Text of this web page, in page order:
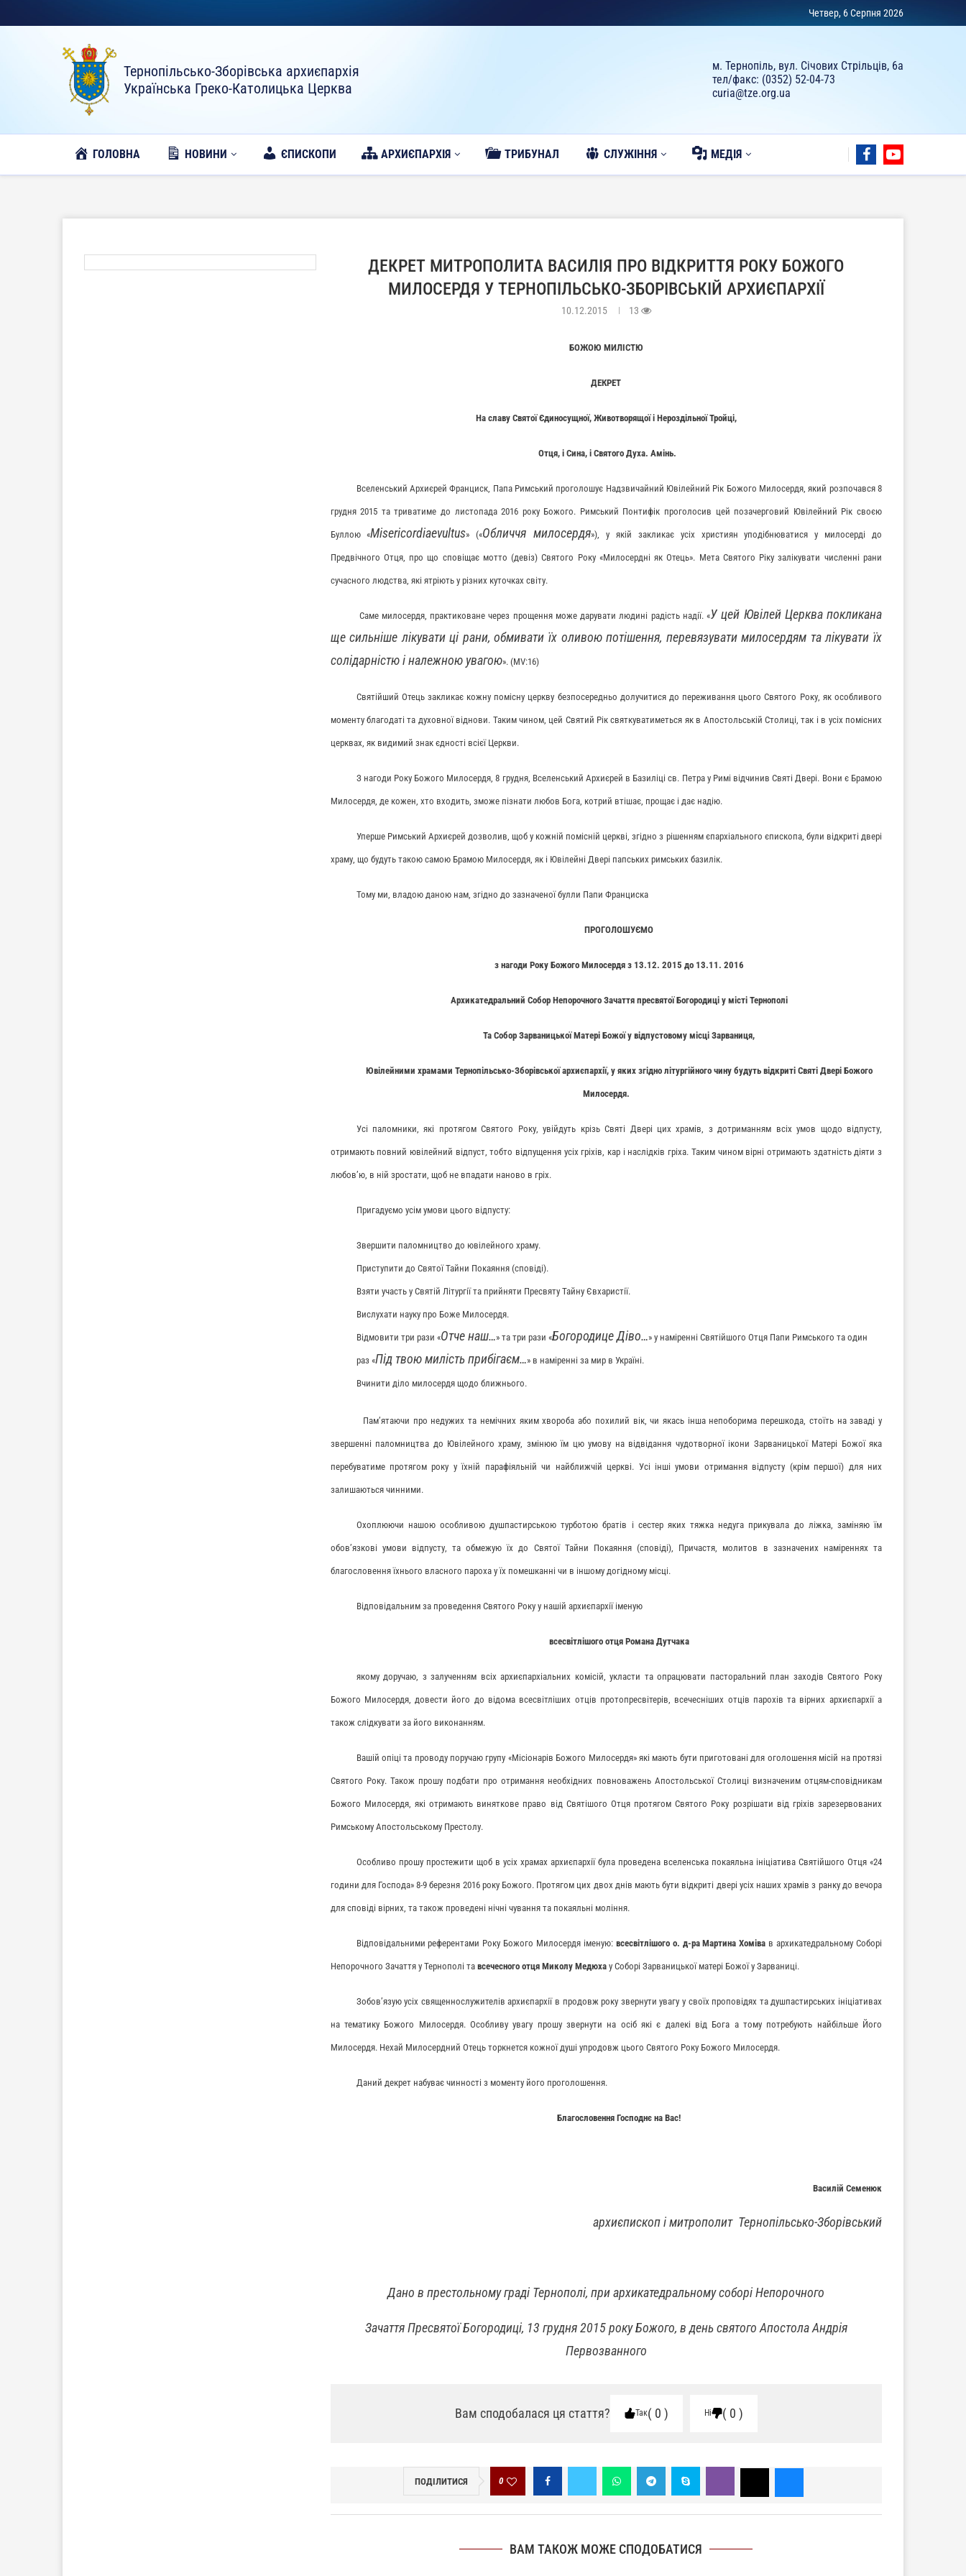
Четвер, 6 Серпня 2026
Тернопільсько-Зборівська архиєпархія
Українська Греко-Католицька Церква
м. Тернопіль, вул. Січових Стрільців, 6а
тел/факс: (0352) 52-04-73
curia@tze.org.ua
ГОЛОВНА НОВИНИ ЄПИСКОПИ АРХИЄПАРХІЯ ТРИБУНАЛ CЛУЖІННЯ МЕДІЯ
ДЕКРЕТ МИТРОПОЛИТА ВАСИЛІЯ ПРО ВІДКРИТТЯ РОКУ БОЖОГО
МИЛОСЕРДЯ У ТЕРНОПІЛЬСЬКО-ЗБОРІВСЬКІЙ АРХИЄПАРХІЇ
10.12.2015 13
БОЖОЮ МИЛІСТЮ
ДЕКРЕТ
На славу Святої Єдиносущної, Животворящої і Нероздільної Тройці,
Отця, і Сина, і Святого Духа. Амінь.
Вселенський Архиєрей Франциск, Папа Римський проголошує Надзвичайний Ювілейний Рік Божого Милосердя, який розпочався 8
грудня 2015 та триватиме до листопада 2016 року Божого. Римський Понтифік проголосив цей позачерговий Ювілейний Рік своєю
Буллою «Misericordiaevultus» («Обличчя милосердя»), у якій закликає усіх християн уподібнюватися у милосерді до
Предвічного Отця, про що сповіщає мотто (девіз) Святого Року «Милосердні як Отець». Мета Святого Ріку залікувати численні рани
сучасного людства, які ятріють у різних куточках світу.
Саме милосердя, практиковане через прощення може дарувати людині радість надії. «У цей Ювілей Церква покликана
ще сильніше лікувати ці рани, обмивати їх оливою потішення, перевязувати милосердям та лікувати їх
солідарністю і належною увагою». (МV:16)
Святійший Отець закликає кожну помісну церкву безпосередньо долучитися до переживання цього Святого Року, як особливого
моменту благодаті та духовної віднови. Таким чином, цей Святий Рік святкуватиметься як в Апостольській Столиці, так і в усіх помісних
церквах, як видимий знак єдності всієї Церкви.
З нагоди Року Божого Милосердя, 8 грудня, Вселенський Архиєрей в Базиліці св. Петра у Римі відчинив Святі Двері. Вони є Брамою
Милосердя, де кожен, хто входить, зможе пізнати любов Бога, котрий втішає, прощає і дає надію.
Уперше Римський Архиєрей дозволив, щоб у кожній помісній церкві, згідно з рішенням єпархіального єпископа, були відкриті двері
храму, що будуть такою самою Брамою Милосердя, як і Ювілейні Двері папських римських базилік.
Тому ми, владою даною нам, згідно до зазначеної булли Папи Франциска
ПРОГОЛОШУЄМО
з нагоди Року Божого Милосердя з 13.12. 2015 до 13.11. 2016
Архикатедральний Собор Непорочного Зачаття пресвятої Богородиці у місті Тернополі
Та Собор Зарваницької Матері Божої у відпустовому місці Зарваниця,
Ювілейними храмами Тернопільсько-Зборівської архиєпархії, у яких згідно літургійного чину будуть відкриті Святі Двері Божого
Милосердя.
Усі паломники, які протягом Святого Року, увійдуть крізь Святі Двері цих храмів, з дотриманням всіх умов щодо відпусту,
отримають повний ювілейний відпуст, тобто відпущення усіх гріхів, кар і наслідків гріха. Таким чином вірні отримають здатність діяти з
любов’ю, в ній зростати, щоб не впадати наново в гріх.
Пригадуємо усім умови цього відпусту:
Звершити паломництво до ювілейного храму.
Приступити до Святої Тайни Покаяння (сповіді).
Взяти участь у Святій Літургії та прийняти Пресвяту Тайну Євхаристії.
Вислухати науку про Боже Милосердя.
Відмовити три рази «Отче наш…» та три рази «Богородице Діво…» у наміренні Святійшого Отця Папи Римського та один
раз «Під твою милість прибігаєм…» в наміренні за мир в Україні.
Вчинити діло милосердя щодо ближнього.
Пам’ятаючи про недужих та немічних яким хвороба або похилий вік, чи якась інша непоборима перешкода, стоїть на заваді у
звершенні паломництва до Ювілейного храму, змінюю їм цю умову на відвідання чудотворної ікони Зарваницької Матері Божої яка
перебуватиме протягом року у їхній парафіяльній чи найближчій церкві. Усі інші умови отримання відпусту (крім першої) для них
залишаються чинними.
Охоплюючи нашою особливою душпастирською турботою братів і сестер яких тяжка недуга прикувала до ліжка, заміняю їм
обов’язкові умови відпусту, та обмежую їх до Святої Тайни Покаяння (сповіді), Причастя, молитов в зазначених наміреннях та
благословення їхнього власного пароха у їх помешканні чи в іншому догідному місці.
Відповідальним за проведення Святого Року у нашій архиєпархії іменую
всесвітлішого отця Романа Дутчака
якому доручаю, з залученням всіх архиєпархіальних комісій, укласти та опрацювати пасторальний план заходів Святого Року
Божого Милосердя, довести його до відома всесвітліших отців протопресвітерів, всечесніших отців парохів та вірних архиєпархії а
також слідкувати за його виконанням.
Вашій опіці та проводу поручаю групу «Місіонарів Божого Милосердя» які мають бути приготовані для оголошення місій на протязі
Святого Року. Також прошу подбати про отримання необхідних повноважень Апостольської Столиці визначеним отцям-сповідникам
Божого Милосердя, які отримають виняткове право від Святішого Отця протягом Святого Року розрішати від гріхів зарезервованих
Римському Апостольському Престолу.
Особливо прошу простежити щоб в усіх храмах архиєпархії була проведена вселенська покаяльна ініціатива Святійшого Отця «24
години для Господа» 8-9 березня 2016 року Божого. Протягом цих двох днів мають бути відкриті двері усіх наших храмів з ранку до вечора
для сповіді вірних, та також проведені нічні чування та покаяльні моління.
Відповідальними референтами Року Божого Милосердя іменую: всесвітлішого о. д-ра Мартина Хоміва в архикатедральному Соборі
Непорочного Зачаття у Тернополі та всечесного отця Миколу Медюхау Соборі Зарваницької матері Божої у Зарваниці.
Зобов’язую усіх священнослужителів архиєпархії в продовж року звернути увагу у своїх проповідях та душпастирських ініціативах
на тематику Божого Милосердя. Особливу увагу прошу звернути на осіб які є далекі від Бога а тому потребують найбільше Його
Милосердя. Нехай Милосердний Отець торкнется кожної душі упродовж цього Святого Року Божого Милосердя.
Даний декрет набуває чинності з моменту його проголошення.
Благословення Господнє на Вас!
Василій Семенюк
архиєпископ і митрополит Тернопільсько-Зборівський
Дано в престольному граді Тернополі,при архикатедральному соборі Непорочного
Зачаття Пресвятої Богородиці, 13 грудня 2015 року Божого, в день святого Апостола Андрія
Первозванного
Вам сподобалася ця стаття? Так 0 Ні 0
ПОДІЛИТИСЯ 0
ВАМ ТАКОЖ МОЖЕ СПОДОБАТИСЯ